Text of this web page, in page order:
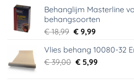
Behanglijm Masterline
behangsoorten
€18,99 Oorspronkelijke
was:
€ 18,99.
€9,99Huidige
is:
€ 9,99.
Vlies behang 10080-32
€39,00 Oorspronkelijke
€5,99Huidige